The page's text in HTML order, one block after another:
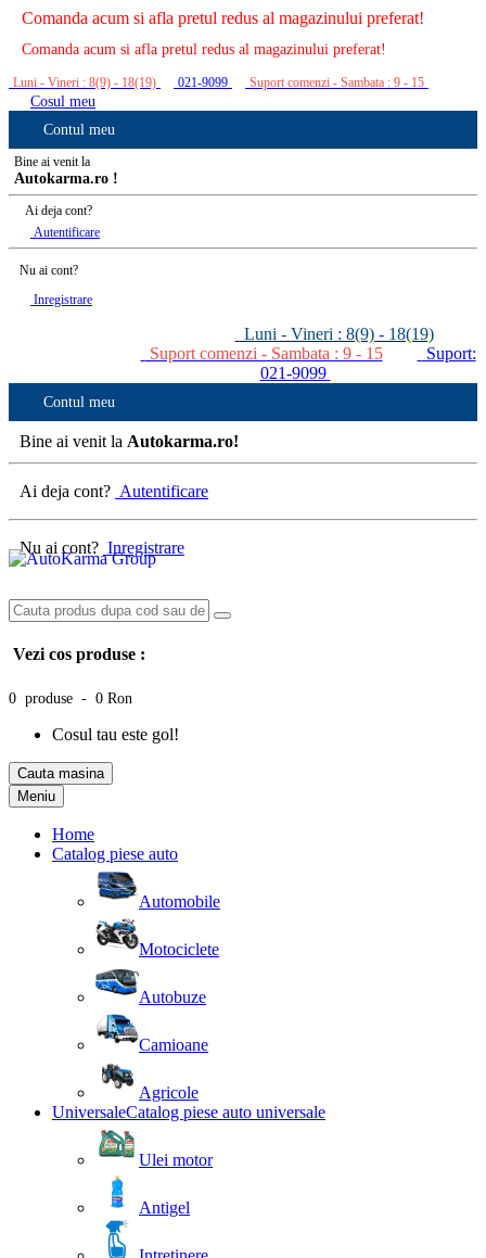
Comanda acum si afla pretul redus al magazinului preferat!
Comanda acum si afla pretul redus al magazinului preferat!
Luni - Vineri : 8(9) - 18(19) 021-9099 Suport comenzi - Sambata : 9 - 15
Cosul meu
Contul meu
Bine ai venit la
Autokarma.ro !
Ai deja cont?
Autentificare
Nu ai cont?
Inregistrare
Luni - Vineri : 8(9) - 18(19)
Suport comenzi - Sambata : 9 - 15
Suport:
021-9099
Contul meu
Bine ai venit la Autokarma.ro!
Ai deja cont? Autentificare
Nu ai cont? Inregistrare
Vezi cos produse :
0 produse - 0 Ron
Cosul tau este gol!
Cauta masina
Meniu
Home
Catalog piese auto
Automobile
Motociclete
Autobuze
Camioane
Agricole
UniversaleCatalog piese auto universale
Ulei motor
Antigel